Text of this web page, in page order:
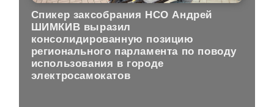
Спикер заксобрания НСО Андрей
ШИМКИВ выразил
консолидированную позицию
регионального парламента по поводу
использования в городе
электросамокатов